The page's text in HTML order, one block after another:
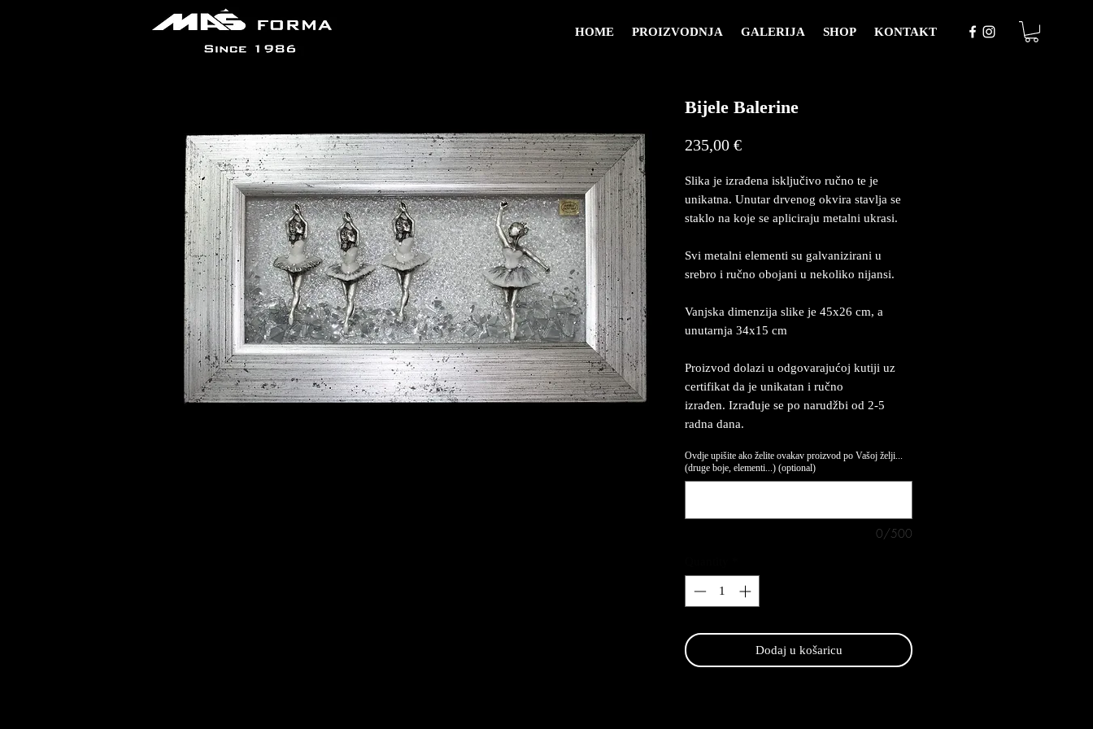
HOME PROIZVODNJA GALERIJA SHOP KONTAKT
Bijele Balerine
235,00 €Price
Slika je izrađena isključivo ručno te je
unikatna. Unutar drvenog okvira stavlja se
staklo na koje se apliciraju metalni ukrasi.
Svi metalni elementi su galvanizirani u
srebro i ručno obojani u nekoliko nijansi.
Vanjska dimenzija slike je 45x26 cm, a
unutarnja 34x15 cm
Proizvod dolazi u odgovarajućoj kutiji uz
certifikat da je unikatan i ručno
izrađen. Izrađuje se po narudžbi od 2-5
radna dana.
Ovdje upišite ako želite ovakav proizvod po Vašoj želji...
(druge boje, elementi...) (optional)
0/500
Dodaj u košaricu